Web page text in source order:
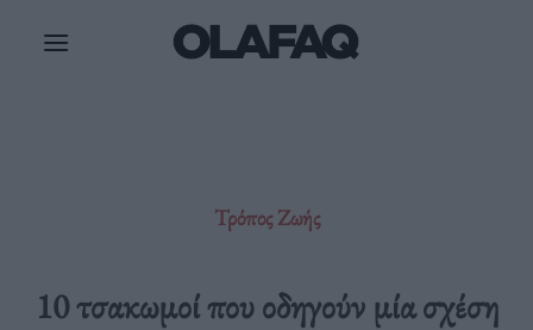
Τρόπος Ζωής
10 τσακωμοί που οδηγούν μία σχέση